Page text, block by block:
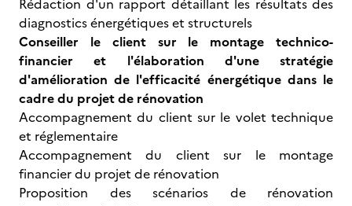
Rédaction d'un rapport détaillant les résultats des
diagnostics énergétiques et structurels
Conseiller le client sur le montage technico-
financier et l'élaboration d'une stratégie
d'amélioration de l'efficacité énergétique dans le
cadre du projet de rénovation
Accompagnement du client sur le volet technique
et réglementaire
Accompagnement du client sur le montage
financier du projet de rénovation
Proposition des scénarios de rénovation